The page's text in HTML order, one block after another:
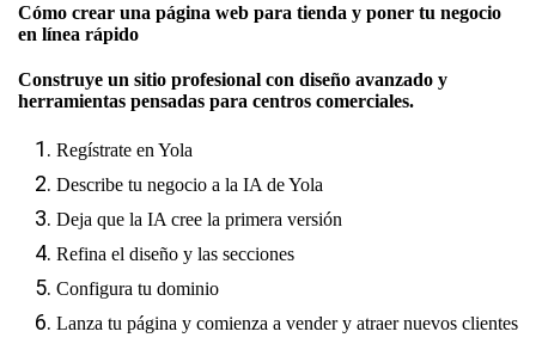
Cómo crear una página web para tienda y poner tu negocio
en línea rápido
Construye un sitio profesional con diseño avanzado y
herramientas pensadas para centros comerciales.
Regístrate en Yola
Describe tu negocio a la IA de Yola
Deja que la IA cree la primera versión
Refina el diseño y las secciones
Configura tu dominio
Lanza tu página y comienza a vender y atraer nuevos clientes